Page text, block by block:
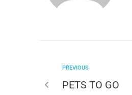
PREVIOUS
PETS TO GO